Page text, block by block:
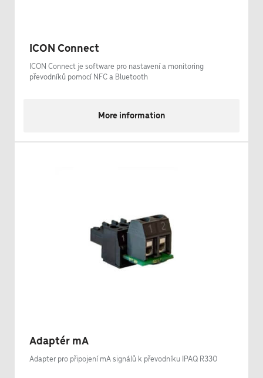
ICON Connect
ICON Connect je software pro nastavení a monitoring
převodníků pomocí NFC a Bluetooth
More information
Adaptér mA
Adapter pro připojení mA signálů k převodníku IPAQ R330